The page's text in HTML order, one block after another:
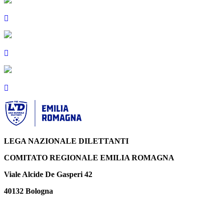
LEGA NAZIONALE DILETTANTI
COMITATO REGIONALE EMILIA ROMAGNA
Viale Alcide De Gasperi 42
40132 Bologna